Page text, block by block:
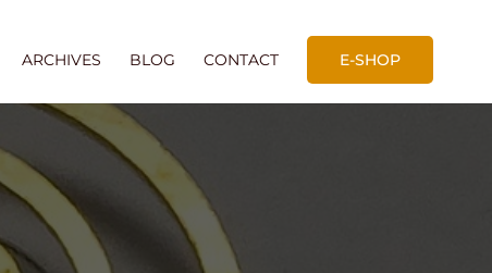
ARCHIVES BLOG CONTACT E-SHOP